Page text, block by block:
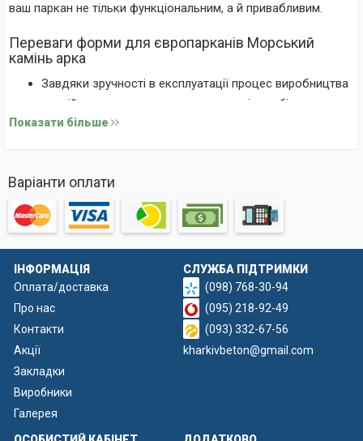
ваш паркан не тільки функціональним, а й привабливим.
Переваги форми для європарканів Морський
камінь арка
Завдяки зручності в експлуатації процес виробництва
секцій прискорюється, а продуктивність збільшується.
Паркани, виготовлені з цією формою, нагадують
циклів заливки, що значно знижує витрати на заміну
форм і робить виробництво економнішим.
Виріб легко очищати після використання, що робить
його ідеальним для багаторазового використання.
Матриця, виготовлена з високоякісного склопластику
та доповнена металевим каркасом, стійка до
навантажень.
Показати більше
Варіанти оплати
ІНФОРМАЦІЯ
Оплата/доставка
Про нас
Контакти
Акції
Закладки
Виробники
Галерея
СЛУЖБА ПІДТРИМКИ
(098) 768-30-94
(095) 218-92-49
(093) 332-67-56
kharkivbeton@gmail.com